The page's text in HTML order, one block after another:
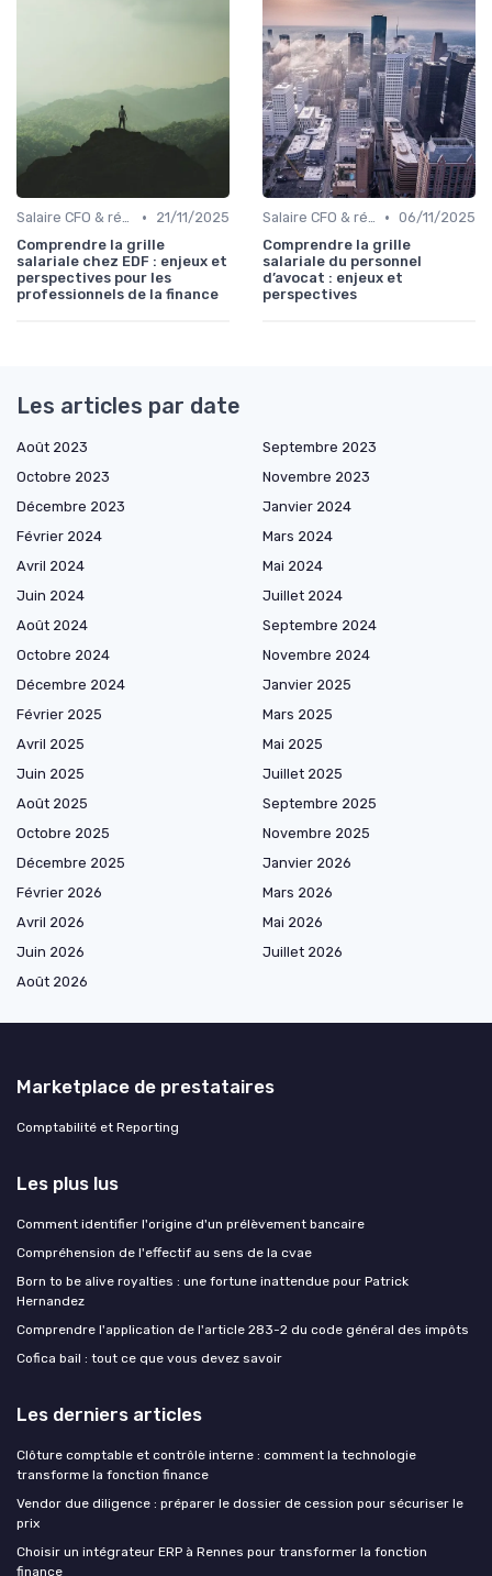
Salaire CFO & rémunération variable •
21/11/2025
Comprendre la grille
salariale chez EDF : enjeux et
perspectives pour les
professionnels de la finance
Salaire CFO & rémunération variable • 06/11/2025
Comprendre la grille
salariale du personnel
d’avocat : enjeux et
perspectives
Les articles par date
Août 2023
Septembre 2023
Octobre 2023
Novembre 2023
Décembre 2023
Janvier 2024
Février 2024
Mars 2024
Avril 2024
Mai 2024
Juin 2024
Juillet 2024
Août 2024
Septembre 2024
Octobre 2024
Novembre 2024
Décembre 2024
Janvier 2025
Février 2025
Mars 2025
Avril 2025
Mai 2025
Juin 2025
Juillet 2025
Août 2025
Septembre 2025
Octobre 2025
Novembre 2025
Décembre 2025
Janvier 2026
Février 2026
Mars 2026
Avril 2026
Mai 2026
Juin 2026
Juillet 2026
Août 2026
Marketplace de prestataires
Comptabilité et Reporting
Les plus lus
Comment identifier l'origine d'un prélèvement bancaire
Compréhension de l'effectif au sens de la cvae
Born to be alive royalties : une fortune inattendue pour Patrick
Hernandez
Comprendre l'application de l'article 283-2 du code général des impôts
Cofica bail : tout ce que vous devez savoir
Les derniers articles
Clôture comptable et contrôle interne : comment la technologie
transforme la fonction finance
Vendor due diligence : préparer le dossier de cession pour sécuriser le
prix
Choisir un intégrateur ERP à Rennes pour transformer la fonction
finance